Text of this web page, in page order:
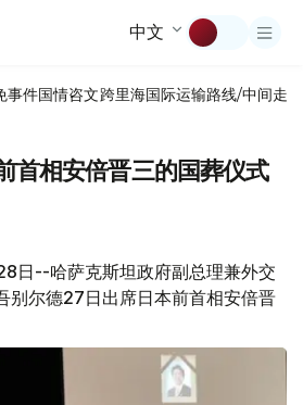
中文
事件国情咨文跨里海国际运输路线/中间走廊
首相安倍晋三的国葬仪式
日--哈萨克斯坦政府副总理兼外交
别尔德27日出席日本前首相安倍晋